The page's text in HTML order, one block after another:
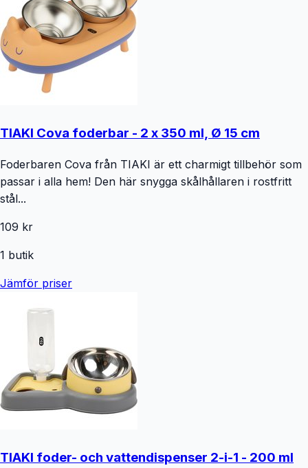
TIAKI Cova foderbar - 2 x 350 ml, Ø 15 cm
Foderbaren Cova från TIAKI är ett charmigt tillbehör som
passar i alla hem! Den här snygga skålhållaren i rostfritt
stål...
109 kr
1 butik
Jämför priser
TIAKI foder- och vattendispenser 2-i-1 - 200 ml